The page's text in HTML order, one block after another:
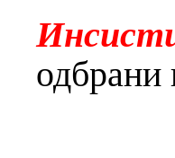
одбрани